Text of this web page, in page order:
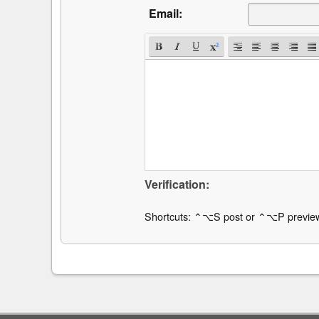
Email:
Verification:
Shortcuts: ⌃⌥S post or ⌃⌥P